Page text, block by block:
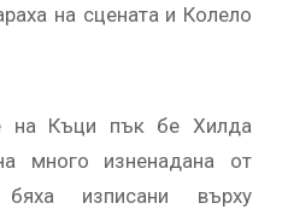
на сцената и Колело
на Къци пък бе Хилда
много изненадана от
бяха изписани върху